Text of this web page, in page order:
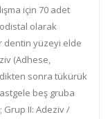
için 70 adet
olarak
dentin yüzeyi elde
(Adhese,
sonra tükürük
beş gruba
Grup II: Adeziv /